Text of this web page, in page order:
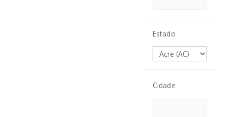
Estado
Cidade